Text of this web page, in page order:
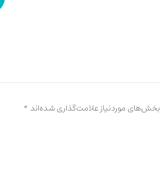
بخش‌های موردنیاز علامت‌گذاری شده‌اند *